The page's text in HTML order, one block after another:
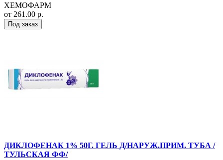
ХЕМОФАРМ
от 261.00 р.
Под заказ
ДИКЛОФЕНАК 1% 50Г. ГЕЛЬ Д/НАРУЖ.ПРИМ. ТУБА /
ТУЛЬСКАЯ ФФ/